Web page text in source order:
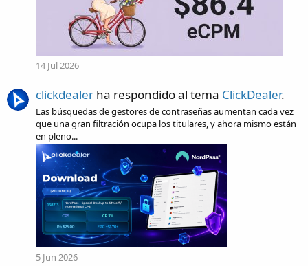
14 Jul 2026
clickdealer ha respondido al tema ClickDealer.
Las búsquedas de gestores de contraseñas aumentan cada vez
que una gran filtración ocupa los titulares, y ahora mismo están
en pleno...
5 Jun 2026